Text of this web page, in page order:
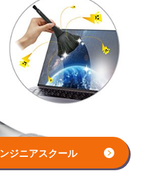
ジニアスクール